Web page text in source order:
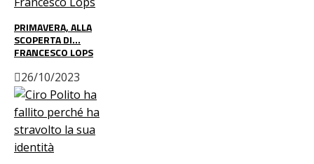
PRIMAVERA, ALLA
SCOPERTA DI…
FRANCESCO LOPS
26/10/2023